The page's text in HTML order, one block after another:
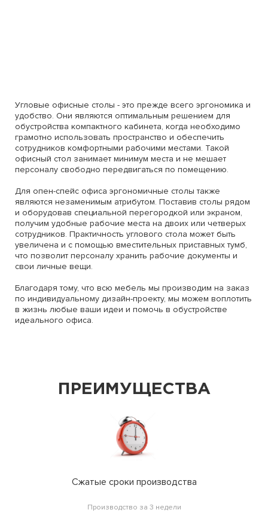
Угловые офисные столы - это прежде всего эргономика и
удобство. Они являются оптимальным решением для
обустройства компактного кабинета, когда необходимо
грамотно использовать пространство и обеспечить
сотрудников комфортными рабочими местами. Такой
офисный стол занимает минимум места и не мешает
персоналу свободно передвигаться по помещению.
Для опен-спейс офиса эргономичные столы также
являются незаменимым атрибутом. Поставив столы рядом
и оборудовав специальной перегородкой или экраном,
получим удобные рабочие места на двоих или четверых
сотрудников. Практичность углового стола может быть
увеличена и с помощью вместительных приставных тумб,
что позволит персоналу хранить рабочие документы и
свои личные вещи.
Благодаря тому, что всю мебель мы производим на заказ
по индивидуальному дизайн-проекту, мы можем воплотить
в жизнь любые ваши идеи и помочь в обустройстве
идеального офиса.
ПРЕИМУЩЕСТВА
Сжатые сроки производства
Производство за 3 недели